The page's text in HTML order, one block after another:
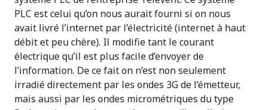
PLC est celui qu’on nous aurait fourni si on nous
avait livré l’internet par l’électricité (internet à haut
débit et peu chère). Il modifie tant le courant
électrique qu’il est plus facile d’envoyer de
l’information. De ce fait on n’est non seulement
irradié directement par les ondes 3G de l’émetteur,
mais aussi par les ondes micrométriques du type